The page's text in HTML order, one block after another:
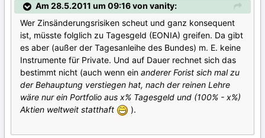
Am 28.5.2011 um 09:16 von vanity:
Wer Zinsänderungsrisiken scheut und ganz konsequent
ist, müsste folglich zu Tagesgeld (EONIA) greifen. Da gibt
es aber (außer der Tagesanleihe des Bundes) m. E. keine
Instrumente für Private. Und auf Dauer rechnet sich das
bestimmt nicht (auch wenn ein anderer Forist sich mal zu
der Behauptung verstiegen hat, nach der reinen Lehre
wäre nur ein Portfolio aus x% Tagesgeld und (100% - x%)
Aktien weltweit statthaft
).